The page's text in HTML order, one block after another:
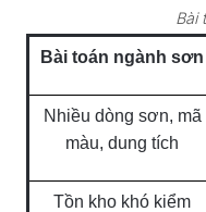
Bài
Bài toán ngành sơn
Nhiều dòng sơn, mã
màu, dung tích
Tồn kho khó kiểm